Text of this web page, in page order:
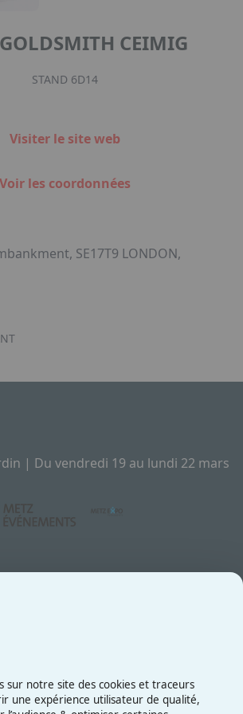
CEIMIG
STAND 6D14
Visiter le site web
Voir les coordonnées
SE17T9 LONDON,
| Du vendredi 19 au lundi 22 mars
aux Bois
sur notre site des cookies et traceurs
une expérience utilisateur de qualité,